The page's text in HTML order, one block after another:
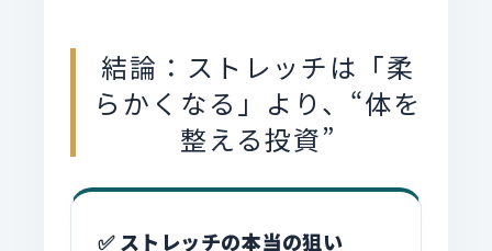
結論：ストレッチは「柔
らかくなる」より、“体を
整える投資”
✅ ストレッチの本当の狙い